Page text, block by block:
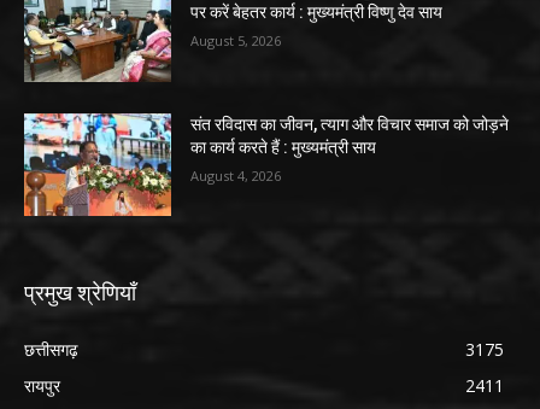
पर करें बेहतर कार्य : मुख्यमंत्री विष्णु देव साय
August 5, 2026
संत रविदास का जीवन, त्याग और विचार समाज को जोड़ने
का कार्य करते हैं : मुख्यमंत्री साय
August 4, 2026
प्रमुख श्रेणियाँ
छत्तीसगढ़
3175
रायपुर
2411